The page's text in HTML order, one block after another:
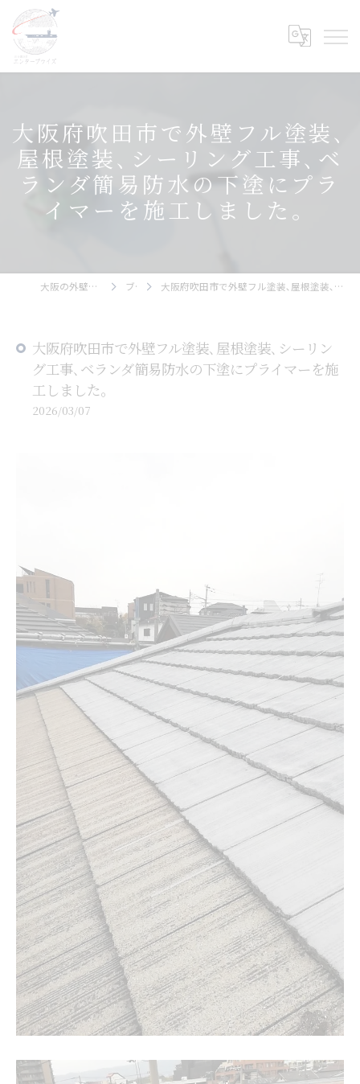
大阪府吹田市で外壁フル塗装､
屋根塗装､シーリング工事､ベ
ランダ簡易防水の下塗にプラ
イマーを施工しました。
大阪の外壁塗装ならエンタープライズ ブログ 大阪府吹田市で外壁フル塗装､屋根塗装､シーリング工事､ベランダ簡易防水の下塗にプライマーを施工しました。
大阪府吹田市で外壁フル塗装､屋根塗装､シーリン
グ工事､ベランダ簡易防水の下塗にプライマーを施
工しました。
2026/03/07